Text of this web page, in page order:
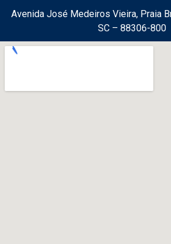
Avenida José Medeiros Vieira, Praia
SC – 88306-800